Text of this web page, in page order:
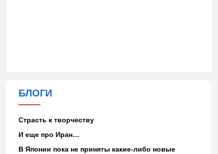
БЛОГИ
Страсть к творчеству
И еще про Иран…
В Японии пока не приняты какие-либо новые